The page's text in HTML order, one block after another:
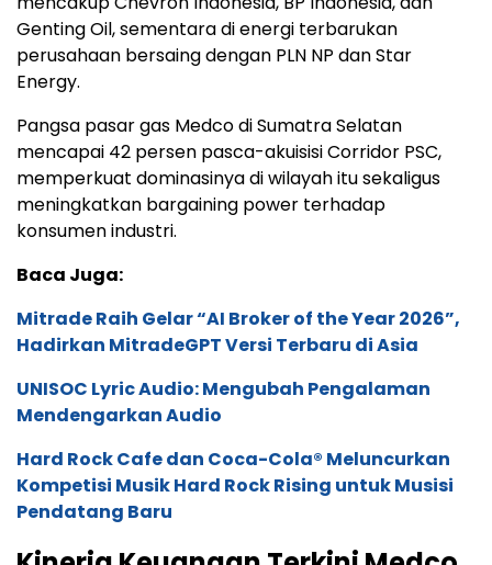
Genting Oil, sementara di energi terbarukan
perusahaan bersaing dengan PLN NP dan Star
Energy.
Pangsa pasar gas Medco di Sumatra Selatan
mencapai 42 persen pasca-akuisisi Corridor PSC,
memperkuat dominasinya di wilayah itu sekaligus
meningkatkan bargaining power terhadap
konsumen industri.
Baca Juga:
Mitrade Raih Gelar “AI Broker of the Year 2026”,
Hadirkan MitradeGPT Versi Terbaru di Asia
UNISOC Lyric Audio: Mengubah Pengalaman
Mendengarkan Audio
Hard Rock Cafe dan Coca-Cola® Meluncurkan
Kompetisi Musik Hard Rock Rising untuk Musisi
Pendatang Baru